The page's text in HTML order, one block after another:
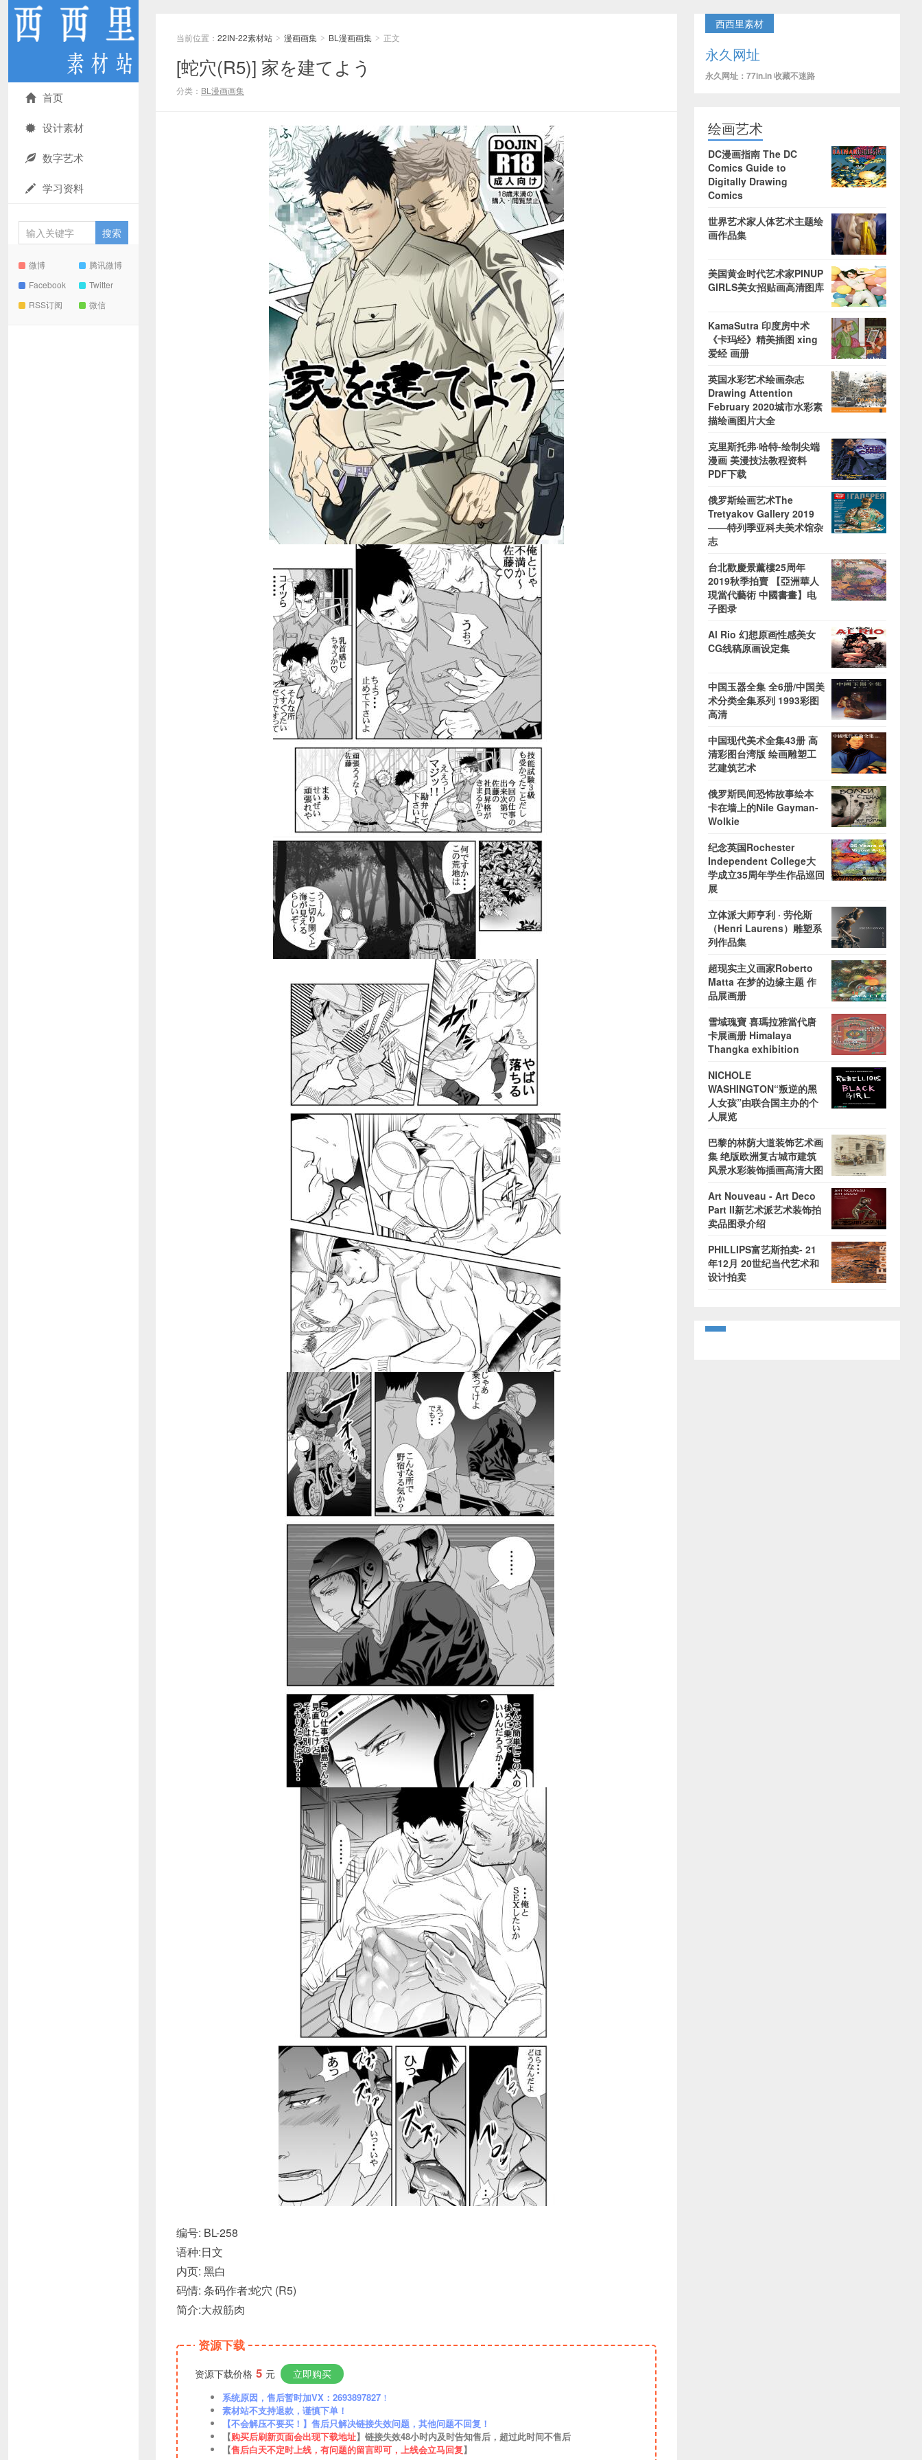
首页
设计素材
数字艺术
学习资料
微博
腾讯微博
Facebook
Twitter
RSS订阅
微信
当前位置： 22IN-22素材站 > 漫画画集 > BL漫画画集 > 正文
[蛇穴(R5)] 家を建てよう
分类： BL漫画画集
编号: BL-258
语种:日文
内页: 黑白
码情: 条码作者:蛇穴 (R5)
简介:大叔筋肉
资源下载
资源下载价格 5 元 立即购买
系统原因，售后暂时加VX：2693897827 ！
素材站不支持退款，谨慎下单！
【不会解压不要买！】售后只解决链接失效问题，其他问题不回复！
【购买后刷新页面会出现下载地址】链接失效48小时内及时告知售后，超过此时间不售后
【售后白天不定时上线，有问题的留言即可，上线会立马回复】
西西里素材
永久网址
永久网址：77in.in 收藏不迷路
绘画艺术
DC漫画指南 The DC
Comics Guide to
Digitally Drawing
Comics
世界艺术家人体艺术主题绘
画作品集
美国黄金时代艺术家PINUP
GIRLS美女招贴画高清图库
KamaSutra 印度房中术
《卡玛经》精美插图 xing
爱经 画册
英国水彩艺术绘画杂志
Drawing Attention
February 2020城市水彩素
描绘画图片大全
克里斯托弗·哈特-绘制尖端
漫画 美漫技法教程资料
PDF下载
俄罗斯绘画艺术The
Tretyakov Gallery 2019
——特列季亚科夫美术馆杂
志
台北歡慶景薰樓25周年
2019秋季拍賣 【亞洲華人
現當代藝術 中國書畫】电
子图录
Al Rio 幻想原画性感美女
CG线稿原画设定集
中国玉器全集 全6册/中国美
术分类全集系列 1993彩图
高清
中国现代美术全集43册 高
清彩图台湾版 绘画雕塑工
艺建筑艺术
俄罗斯民间恐怖故事绘本
卡在墙上的Nile Gayman-
Wolkie
纪念英国Rochester
Independent College大
学成立35周年学生作品巡回
展
立体派大师亨利 · 劳伦斯
（Henri Laurens）雕塑系
列作品集
超现实主义画家Roberto
Matta 在梦的边缘主题 作
品展画册
雪域瑰寶 喜瑪拉雅當代唐
卡展画册 Himalaya
Thangka exhibition
NICHOLE
WASHINGTON“叛逆的黑
人女孩”由联合国主办的个
人展览
巴黎的林荫大道装饰艺术画
集 绝版欧洲复古城市建筑
风景水彩装饰插画高清大图
Art Nouveau - Art Deco
Part II新艺术派艺术装饰拍
卖品图录介绍
PHILLIPS富艺斯拍卖- 21
年12月 20世纪当代艺术和
设计拍卖